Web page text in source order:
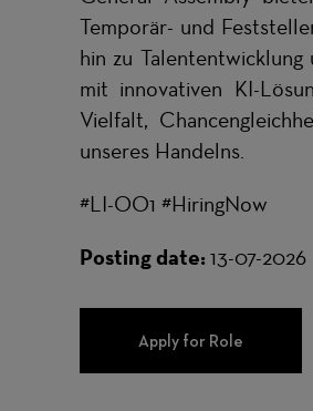
Temporär- und
hin zu
mit innovativen KI-
Vielfalt,
unseres Handelns.
#LI-OO1 #HiringNow
Posting date:13-07-2026
Apply for Role